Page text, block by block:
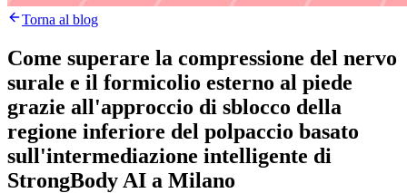
Torna al blog
Come superare la compressione del nervo
surale e il formicolio esterno al piede
grazie all'approccio di sblocco della
regione inferiore del polpaccio basato
sull'intermediazione intelligente di
StrongBody AI a Milano